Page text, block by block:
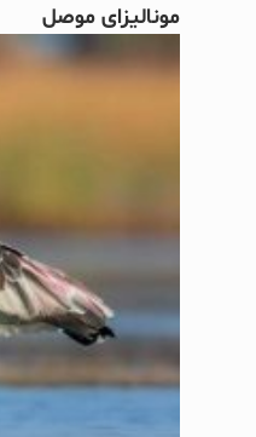
مونالیزای موصل